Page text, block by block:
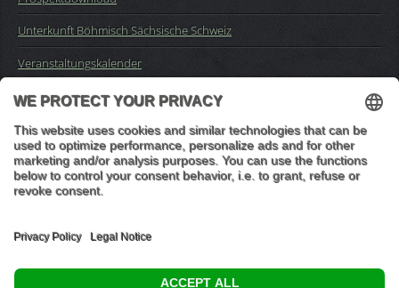
Unterkunft Böhmisch Sächsische Schweiz
Veranstaltungskalender
Impressum
Buchungsanfrage
"In den Wäldern sind Dinge, über die nachzudenken man jahrelang